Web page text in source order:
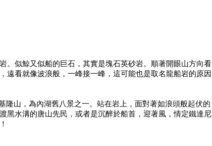
。似鯨又似船的巨石，其實是塊石英砂岩。順著開眼山方向看
遠看就像波浪般，一峰接一峰，這可能也是取名龍船岩的原因
山，為內湖舊八景之一。站在岩上，面對著如浪頭般起伏的
黑水溝的唐山先民，或者是沉醉於船首，迎著風，情定鐵達尼